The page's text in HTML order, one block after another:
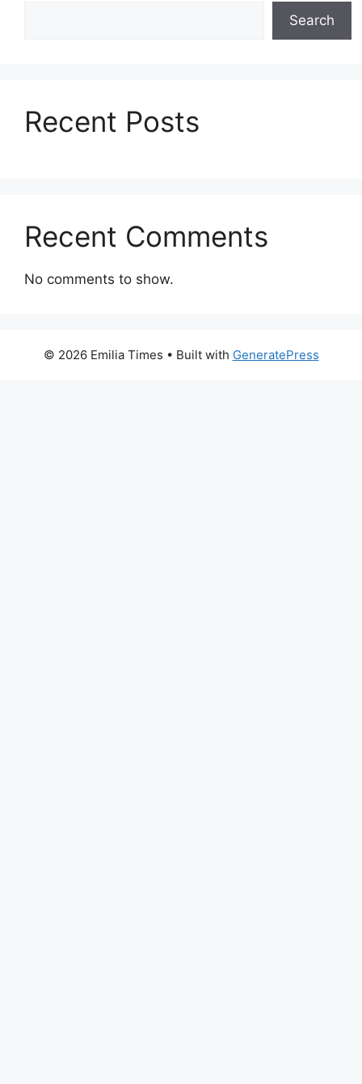
Search
Recent Posts
Recent Comments
No comments to show.
© 2026 Emilia Times • Built with GeneratePress